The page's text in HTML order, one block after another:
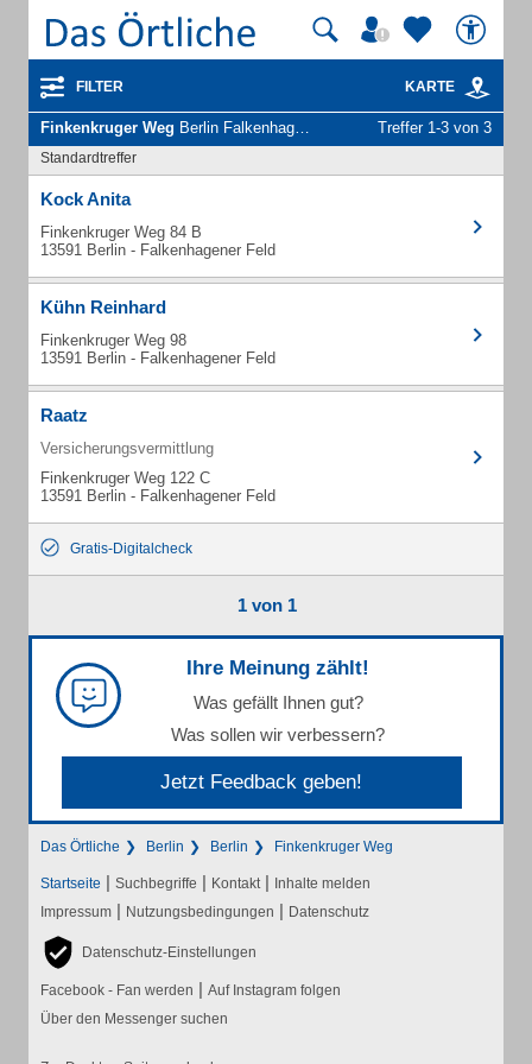
FILTER KARTE
Finkenkruger Weg Berlin Falkenhagener Feld - Unternehmen und Personen Treffer 1-3 von 3
Standardtreffer
Kock Anita
Finkenkruger Weg 84 B
13591 Berlin - Falkenhagener Feld
Kühn Reinhard
Finkenkruger Weg 98
13591 Berlin - Falkenhagener Feld
Raatz
Versicherungsvermittlung
Finkenkruger Weg 122 C
13591 Berlin - Falkenhagener Feld
Gratis-Digitalcheck
1 von 1
Ihre Meinung zählt!
Was gefällt Ihnen gut?
Was sollen wir verbessern?
Jetzt Feedback geben!
Das Örtliche Berlin Berlin Finkenkruger Weg
Startseite | Suchbegriffe | Kontakt | Inhalte melden
Impressum | Nutzungsbedingungen | Datenschutz
Datenschutz-Einstellungen
Facebook - Fan werden | Auf Instagram folgen
Über den Messenger suchen